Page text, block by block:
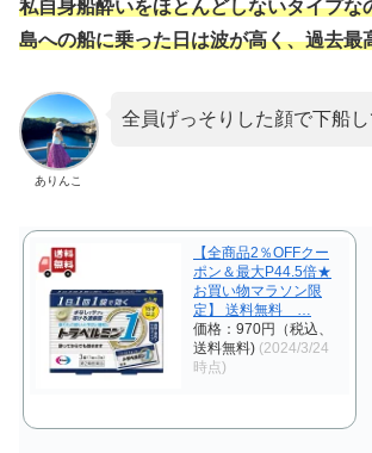
私自身船酔いをほとんどしないタイプな
島への船に乗った日は波が高く、過去最
ありんこ
全員げっそりした顔で下船
【全商品2％OFFクー
ポン＆最大P44.5倍★
お買い物マラソン限
定】 送料無料 …
価格：970円（税込、
送料無料) (2024/3/24
時点)